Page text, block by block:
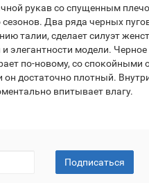
рукав со спущенным
Два ряда черных
талии, сделает силуэт
элегантности модели.
по-новому, со спокойными
достаточно плотный.
впитывает влагу.
Подписаться